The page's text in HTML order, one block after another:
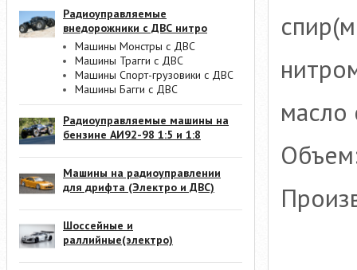
Радиоуправляемые
внедорожники с ДВС нитро
Машины Монстры с ДВС
Машины Трагги с ДВС
Машины Спорт-грузовики с ДВС
Машины Багги с ДВС
Радиоуправляемые машины на
бензине АИ92-98 1:5 и 1:8
Машины на радиоуправлении
для дрифта (Электро и ДВС)
Шоссейные и
раллийные(электро)
масло